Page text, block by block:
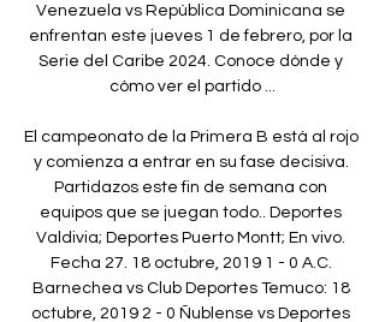
Venezuela vs República Dominicana se
enfrentan este jueves 1 de febrero, por la
Serie del Caribe 2024. Conoce dónde y
cómo ver el partido ...
El campeonato de la Primera B está al rojo
y comienza a entrar en su fase decisiva.
Partidazos este fin de semana con
equipos que se juegan todo.. Deportes
Valdivia; Deportes Puerto Montt; En vivo.
Fecha 27. 18 octubre, 2019 1 - 0 A.C.
Barnechea vs Club Deportes Temuco: 18
octubre, 2019 2 - 0 Ñublense vs Deportes